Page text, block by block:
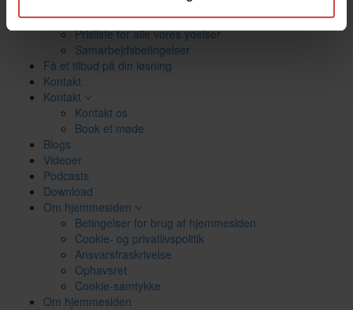
Serviceydelser til større virksomheder
Prisliste for alle vores ydelser
Samarbejdsbetingelser
Få et tilbud på din løsning
Kontakt
Kontakt
Kontakt os
Book et møde
Blogs
Videoer
Podcasts
Download
Om hjemmesiden
Betingelser for brug af hjemmesiden
Cookie- og privatlivspolitik
Ansvarsfraskrivelse
Ophavsret
Cookie-samtykke
Om hjemmesiden